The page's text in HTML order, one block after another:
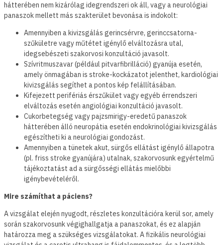
hátterében nem kizárólag idegrendszeri ok áll, vagy a neurológiai
panaszok mellett más szakterület bevonása is indokolt:
Amennyiben a kivizsgálás gerincsérvre, gerinccsatorna-
szűkületre vagy műtétet igénylő elváltozásra utal,
idegsebészeti szakorvosi konzultáció javasolt.
Szívritmuszavar (például pitvarfibrilláció) gyanúja esetén,
amely önmagában is stroke-kockázatot jelenthet, kardiológiai
kivizsgálás segíthet a pontos kép felállításában.
Kifejezett perifériás érszűkület vagy egyéb érrendszeri
elváltozás esetén angiológiai konzultáció javasolt.
Cukorbetegség vagy pajzsmirigy-eredetű panaszok
hátterében álló neuropátia esetén endokrinológiai kivizsgálás
egészítheti ki a neurológiai gondozást.
Amennyiben a tünetek akut, sürgős ellátást igénylő állapotra
(pl. friss stroke gyanújára) utalnak, szakorvosunk egyértelmű
tájékoztatást ad a sürgősségi ellátás mielőbbi
igénybevételéről.
Mire számíthat a páciens?
A vizsgálat elején nyugodt, részletes konzultációra kerül sor, amely
során szakorvosunk végighallgatja a panaszokat, és ez alapján
határozza meg a szükséges vizsgálatokat. A fizikális neurológiai